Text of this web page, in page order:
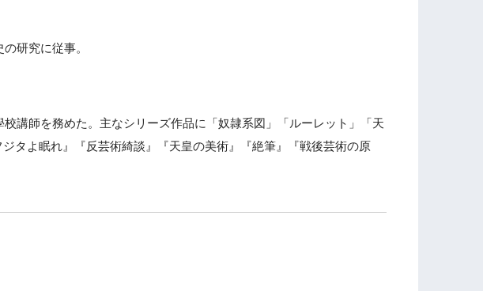
研究に従事。
講師を務めた。主なシリーズ作品に「奴隷系図」「ルーレット」「天
タよ眠れ』『反芸術綺談』『天皇の美術』『絶筆』『戦後芸術の原